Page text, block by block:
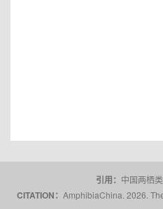
引用： 中国两栖
CITATION： AmphibiaChina. 2026.